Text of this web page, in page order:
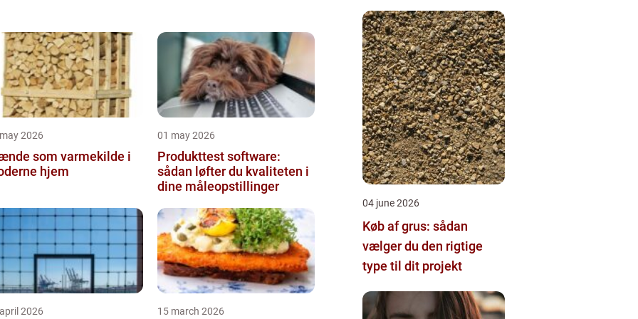
2026
som varmekilde i
hjem
01 may 2026
Produkttest software:
sådan løfter du kvaliteten i
dine måleopstillinger
2026 15 march 2026
04 june 2026
Køb af grus: sådan
vælger du den rigtige
type til dit projekt